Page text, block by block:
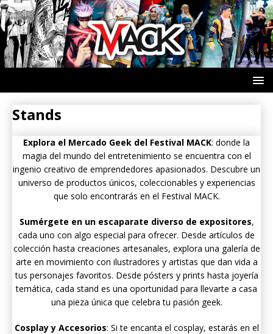
Stands
Explora el Mercado Geek del Festival MACK: donde la
magia del mundo del entretenimiento se encuentra con el
ingenio creativo de emprendedores apasionados. Descubre un
universo de productos únicos, coleccionables y experiencias
que solo encontrarás en el Festival MACK.
Sumérgete en un escaparate diverso de expositores,
cada uno con algo especial para ofrecer. Desde artículos de
colección hasta creaciones artesanales, explora una galería de
arte en movimiento con ilustradores y artistas que dan vida a
tus personajes favoritos. Desde pósters y prints hasta joyería
temática, cada stand es una oportunidad para llevarte a casa
una pieza única que celebra tu pasión geek.
Cosplay y Accesorios: Si te encanta el cosplay, estarás en el